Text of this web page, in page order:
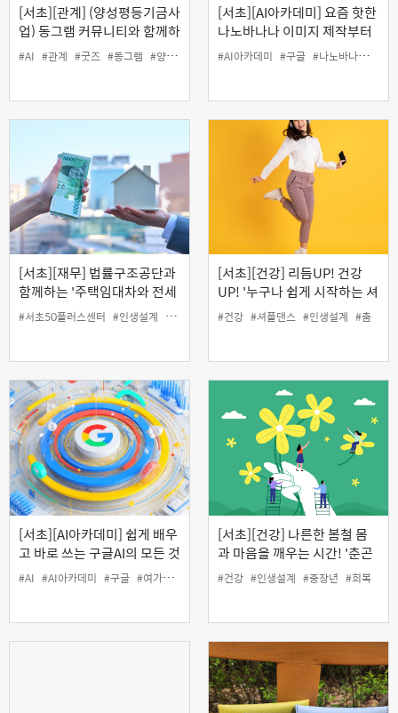
[서초][관계] (양성평등기금사
업) 동그램 커뮤니티와 함께하
는 '굿즈 제작 전문가 과정'
#AI #관계 #굿즈 #동그램 #양성평등 #인생설계 #커뮤니티
[서초][AI아카데미] 요즘 핫한
나노바나나 이미지 제작부터
생성형 AI 영상 만들기까지
#AI아카데미 #구글 #나노바나나
[서초][재무] 법률구조공단과
함께하는 '주택임대차와 전세
사기 피해예방' (오프라인)
#서초50플러스센터 #인생설계 #재무 #전세사기 #주택임대차
[서초][건강] 리듬UP! 건강
UP! '누구나 쉽게 시작하는 셔
플댄스'
#건강 #셔플댄스 #인생설계 #춤
[서초][AI아카데미] 쉽게 배우
고 바로 쓰는 구글AI의 모든 것
#AI #AI아카데미 #구글 #여가 #인생설계
[서초][건강] 나른한 봄철 몸
과 마음을 깨우는 시간! '춘곤
증 대신 회복탄력성 깨우기'
(온라인)
#건강 #인생설계 #중장년 #회복